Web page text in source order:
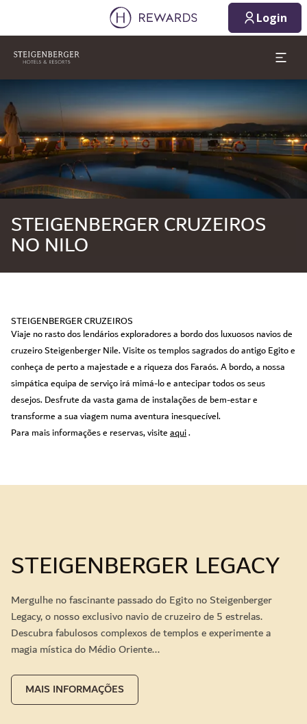
Login
Diapositivo 1 de 1
STEIGENBERGER CRUZEIROS
NO NILO
STEIGENBERGER CRUZEIROS
Viaje no rasto dos lendários exploradores a bordo dos luxuosos navios de
cruzeiro Steigenberger Nile. Visite os templos sagrados do antigo Egito e
conheça de perto a majestade e a riqueza dos Faraós. A bordo, a nossa
simpática equipa de serviço irá mimá-lo e antecipar todos os seus
desejos. Desfrute da vasta gama de instalações de bem-estar e
transforme a sua viagem numa aventura inesquecível.
Para mais informações e reservas, visiteaqui.
STEIGENBERGER LEGACY
Mergulhe no fascinante passado do Egito no Steigenberger
Legacy, o nosso exclusivo navio de cruzeiro de 5 estrelas.
Descubra fabulosos complexos de templos e experimente a
magia mística do Médio Oriente...
MAIS INFORMAÇÕES